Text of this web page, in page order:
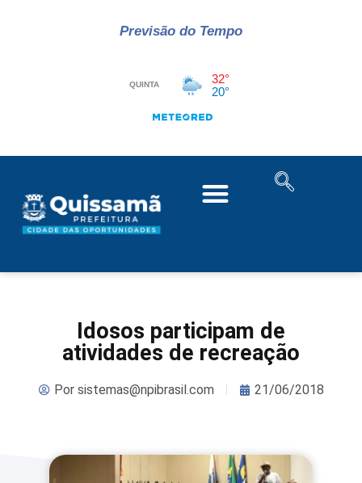
Previsão do Tempo
Idosos participam de
atividades de recreação
Porsistemas@npibrasil.com 21/06/2018